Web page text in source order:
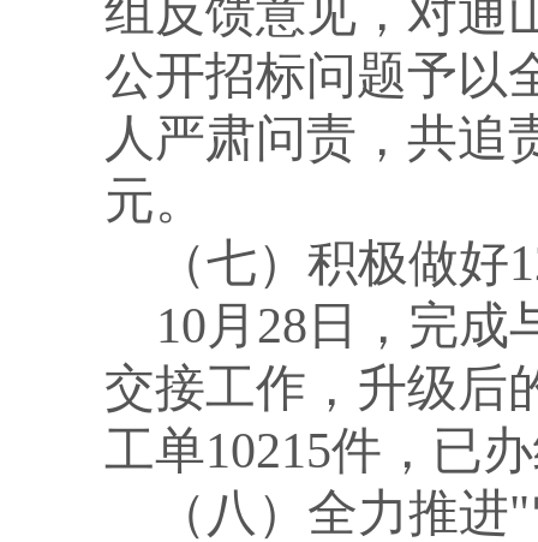
组反馈意见，对通
公开招标问题予以
人严肃问责，共追
元。
（七）积极做好
10月28日，完成
交接工作，升级后
工单10215件，已
（八）全力推进